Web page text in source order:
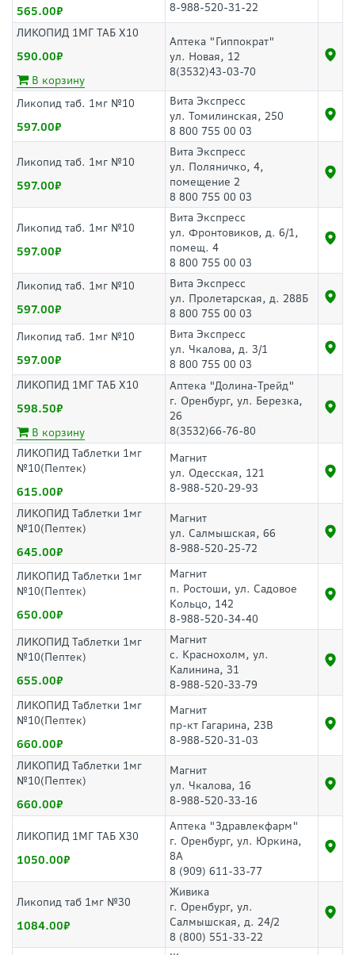
565.00
8-988-520-31-22
ЛИКОПИД 1МГ ТАБ Х10
590.00
В корзину
Аптека "Гиппократ"
ул. Новая, 12
8(3532)43-03-70
Ликопид таб. 1мг №10
597.00
Вита Экспресс
ул. Томилинская, 250
8 800 755 00 03
Ликопид таб. 1мг №10
597.00
Вита Экспресс
ул. Поляничко, 4,
помещение 2
8 800 755 00 03
Ликопид таб. 1мг №10
597.00
Вита Экспресс
ул. Фронтовиков, д. 6/1,
помещ. 4
8 800 755 00 03
Ликопид таб. 1мг №10
597.00
Вита Экспресс
ул. Пролетарская, д. 288Б
8 800 755 00 03
Ликопид таб. 1мг №10
597.00
Вита Экспресс
ул. Чкалова, д. 3/1
8 800 755 00 03
ЛИКОПИД 1МГ ТАБ Х10
598.50
В корзину
Аптека "Долина-Трейд"
г. Оренбург, ул. Березка,
26
8(3532)66-76-80
ЛИКОПИД Таблетки 1мг
№10(Пептек)
615.00
Магнит
ул. Одесская, 121
8-988-520-29-93
ЛИКОПИД Таблетки 1мг
№10(Пептек)
645.00
Магнит
ул. Салмышская, 66
8-988-520-25-72
ЛИКОПИД Таблетки 1мг
№10(Пептек)
650.00
Магнит
п. Ростоши, ул. Садовое
Кольцо, 142
8-988-520-34-40
ЛИКОПИД Таблетки 1мг
№10(Пептек)
655.00
Магнит
с. Краснохолм, ул.
Калинина, 31
8-988-520-33-79
ЛИКОПИД Таблетки 1мг
№10(Пептек)
660.00
Магнит
пр-кт Гагарина, 23В
8-988-520-31-03
ЛИКОПИД Таблетки 1мг
№10(Пептек)
660.00
Магнит
ул. Чкалова, 16
8-988-520-33-16
ЛИКОПИД 1МГ ТАБ Х30
1050.00
Аптека "Здравлекфарм"
г. Оренбург, ул. Юркина,
8А
8 (909) 611-33-77
Ликопид таб 1мг №30
1084.00
Живика
г. Оренбург, ул.
Салмышская, д. 24/2
8 (800) 551-33-22